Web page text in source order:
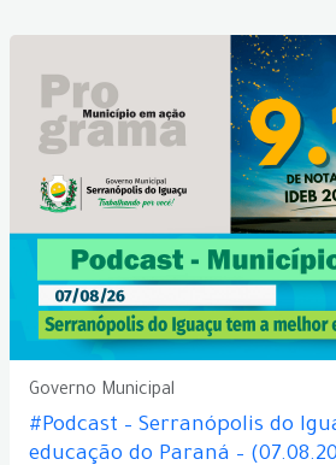
Governo Municipal
#Podcast – Serranópolis do
educação do Paraná –